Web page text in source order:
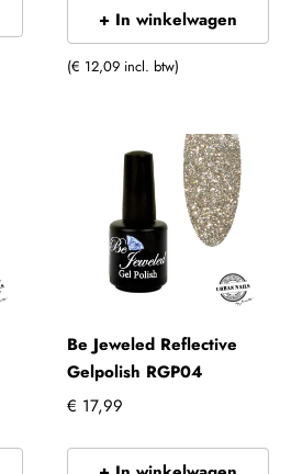
+ In winkelwagen
(€ 12,09 incl. btw)
Be Jeweled Reflective
Gelpolish RGP04
€ 17,99